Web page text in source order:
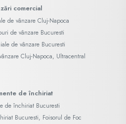
comercial
de vânzare Cluj-Napoca
de vânzare Bucuresti
de vânzare Bucuresti
Cluj-Napoca, Ultracentral
de închiriat
de închiriat Bucuresti
Bucuresti, Foisorul de Foc